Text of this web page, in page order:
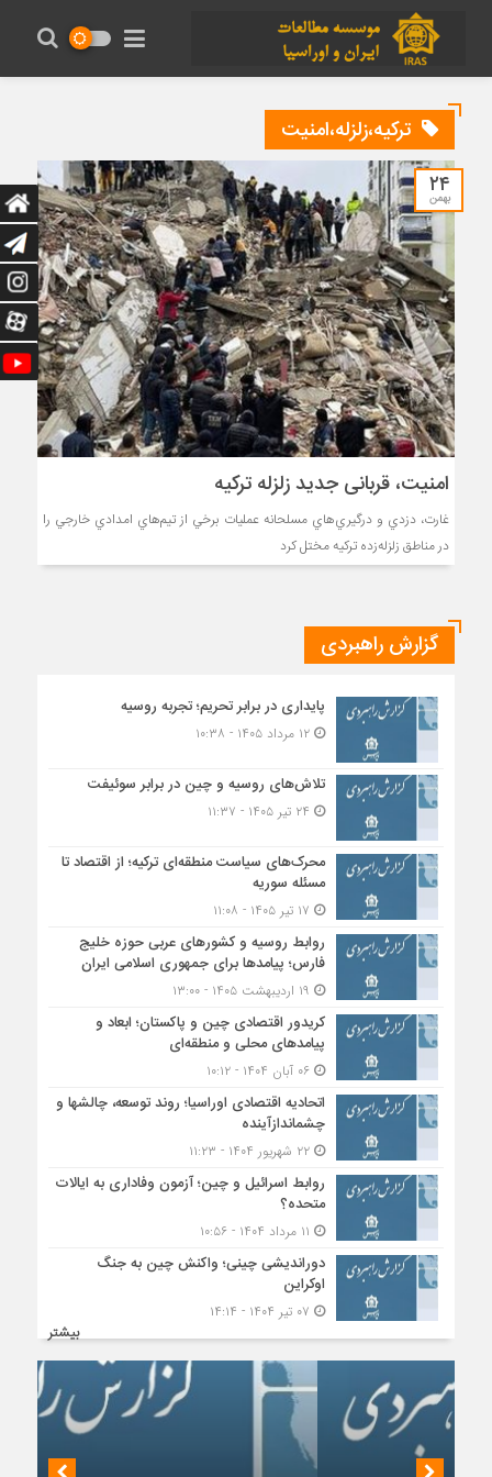
ترکیه،زلزله،امنیت
۲۴
بهمن
امنیت، قربانی جدید زلزله ترکیه
غارت، دزدي و درگيري‌هاي مسلحانه عمليات برخي از تيم‌هاي امدادي خارجي را
در مناطق زلزله‌زده تركيه مختل كرد
گزارش راهبردی
پایداری در برابر تحریم؛ تجربه روسیه
۱۲ مرداد ۱۴۰۵ - ۱۰:۳۸
تلاش‌های روسیه و چین در برابر سوئیفت
محرک‌های سیاست منطقه‌‎ای ترکیه؛ از اقتصاد تا
مسئله سوریه
روابط روسیه و کشورهای عربی حوزه خلیج
فارس؛ پیامدها برای جمهوری اسلامی ایران
کریدور اقتصادی چین و پاکستان؛ ابعاد و
پیامدهای محلی و منطقه‌ای
۰۶ آبان ۱۴۰۴ - ۱۰:۱۲
اتحادیه اقتصادی اوراسیا؛ روند توسعه، چالشها و
چشماندازآینده
۲۲ شهریور ۱۴۰۴ - ۱۱:۲۳
روابط اسرائیل و چین؛ آزمون وفاداری به ایالات
متحده؟
دوراندیشی چینی؛ واکنش چین به جنگ
اوکراین
بیشتر